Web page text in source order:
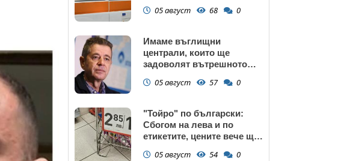
05 август 68 0
Имаме въглищни
централи, които ще
задоволят вътрешното
05 август 57 0
"Тойро" по български:
Сбогом на лева и по
етикетите, цените вече ще
05 август 54 0